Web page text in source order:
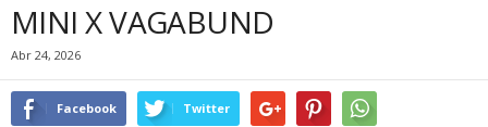
MINI X VAGABUND
Abr 24, 2026
Facebook Twitter